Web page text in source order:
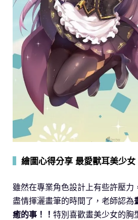
繪圖心得分享 最愛獸耳美少女
雖然在專業角色設計上有些許壓力
盡情揮灑畫筆的時間了，老師認為
癒的事！！ 特別喜歡畫美少女的胸